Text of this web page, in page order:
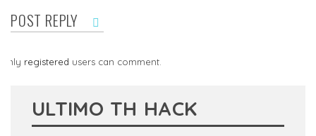
POST REPLY
Only registered users can comment.
ULTIMO TH HACK